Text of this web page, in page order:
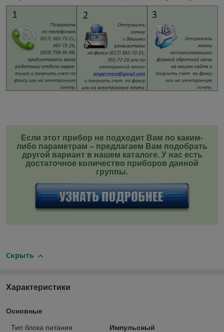
Если этот прибор не подходит Вам по каким-
либо параметрам – предлагаем Вам подобрать
другой вариант в нашем каталоге. У нас есть
достаточное количество приборов данной
группы.
Скрыть
Характеристики
Основные
Тип блока питания
Импульсный